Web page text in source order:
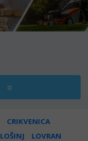
CRIKVENICA
LOŠINJ
LOVRAN